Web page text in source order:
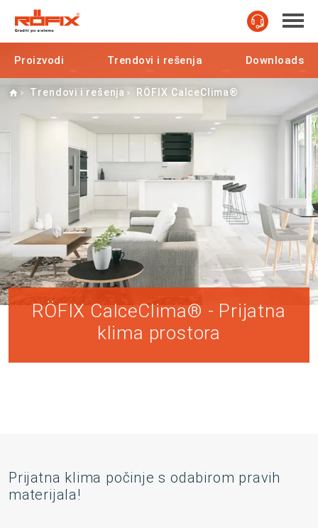
Proizvodi Trendovi i rešenja Downloads
Home
Trendovi i rešenja RÖFIX CalceClima®
RÖFIX CalceClima® - Prijatna
klima prostora
Prijatna klima počinje s odabirom pravih
materijala!